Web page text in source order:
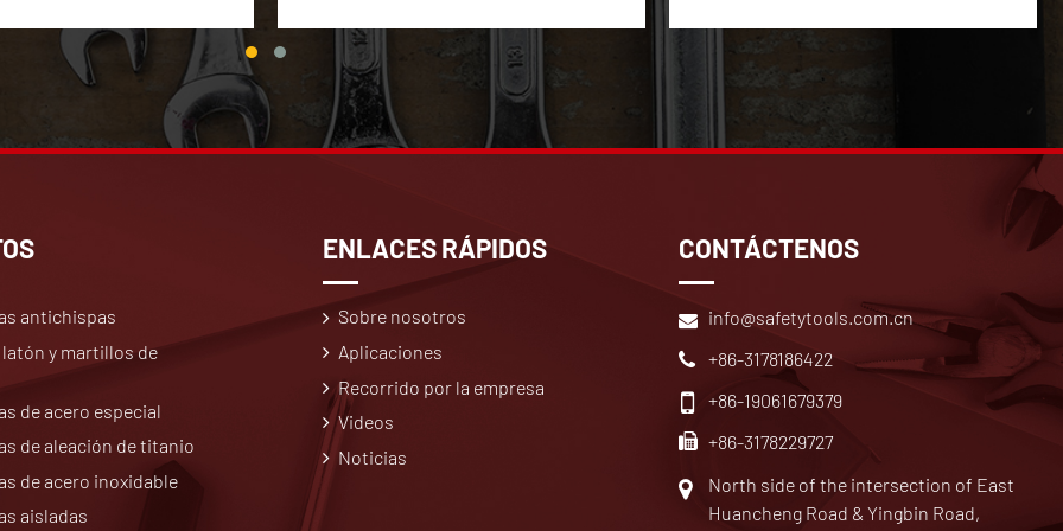
antichispas
y martillos de
de acero especial
de aleación de titanio
de acero inoxidable
aisladas
ENLACES RÁPIDOS
Sobre nosotros
Aplicaciones
Recorrido por la empresa
Videos
Noticias
CONTÁCTENOS
info@safetytools.com.cn
+86-3178186422
+86-19061679379
+86-3178229727
North side of the intersection of East
Huancheng Road & Yingbin Road,